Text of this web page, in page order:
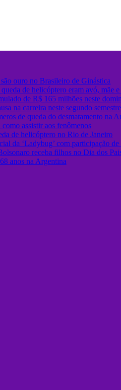
ouro no Brasileiro de Ginástica
de helicóptero eram avó, mãe
de R$ 165 milhões neste
na carreira neste segundo semestre
de queda do desmatamento na
assistir aos fenômenos
de helicóptero no Rio de Janeiro
da ‘Ladybug’ com participação de
receba filhos no Dia dos
anos na Argentina